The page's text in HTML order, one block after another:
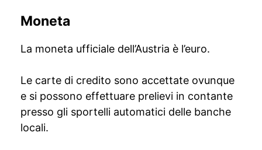
Moneta
La moneta ufficiale dell’Austria è l’euro.
Le carte di credito sono accettate ovunque
e si possono effettuare prelievi in contante
presso gli sportelli automatici delle banche
locali.